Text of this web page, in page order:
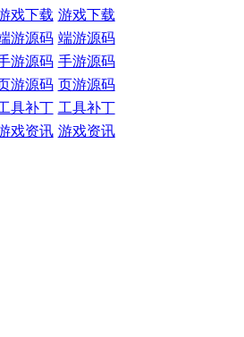
游戏下载
端游源码
手游源码
页游源码
工具补丁
游戏资讯